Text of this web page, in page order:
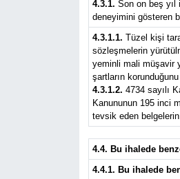
4.3.1. Son on beş
deneyimini gösteren
4.3.1.1. Tüzel kişi
sözleşmelerin
yeminli mali müşavir
şartların
4.3.1.2. 4734 sayılı
Kanununun 195 inci
tevsik eden
4.4. Bu ihalede
4.4.1. Bu ihalede